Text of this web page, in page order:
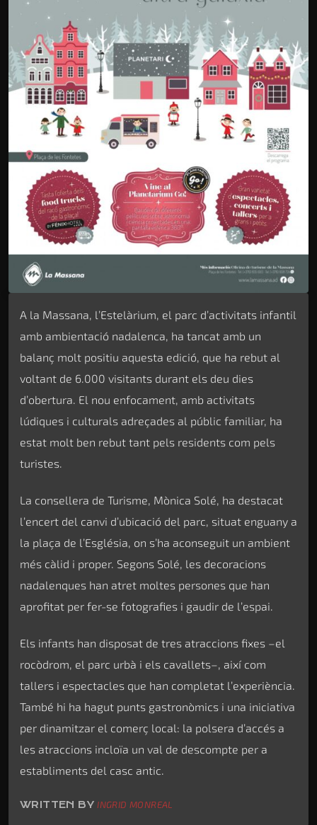
A la Massana, l’Estelàrium, el parc d’activitats infantil
amb ambientació nadalenca, ha tancat amb un
balanç molt positiu aquesta edició, que ha rebut al
voltant de 6.000 visitants durant els deu dies
d’obertura. El nou enfocament, amb activitats
lúdiques i culturals adreçades al públic familiar, ha
estat molt ben rebut tant pels residents com pels
turistes.
La consellera de Turisme, Mònica Solé, ha destacat
l’encert del canvi d’ubicació del parc, situat enguany a
la plaça de l’Església, on s’ha aconseguit un ambient
més càlid i proper. Segons Solé, les decoracions
nadalenques han atret moltes persones que han
aprofitat per fer-se fotografies i gaudir de l’espai.
Els infants han disposat de tres atraccions fixes –el
rocòdrom, el parc urbà i els cavallets–, així com
tallers i espectacles que han completat l’experiència.
També hi ha hagut punts gastronòmics i una iniciativa
per dinamitzar el comerç local: la polsera d’accés a
les atraccions incloïa un val de descompte per a
establiments del casc antic.
WRITTEN BYINGRID MONREAL